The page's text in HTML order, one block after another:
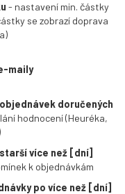
- nastavení min. částky
se zobrazí doprava
maily
doručených
hodnocení (Heuréka,
více než [dní]
k objednávkám
po více než [dní]